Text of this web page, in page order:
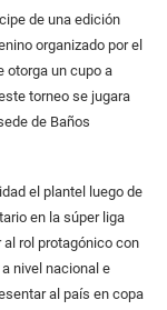
de una edición
organizado por el
otorga un cupo a
torneo se jugara
de Baños
el plantel luego de
en la súper liga
rol protagónico con
nivel nacional e
al país en copa